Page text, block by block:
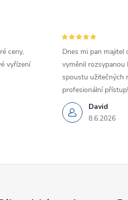
ceny,
vyřízení
David
8.6.2026
Dnes mi pan majitel
vyměnil rozsypanou
spoustu užitečných
profesionální přístup!